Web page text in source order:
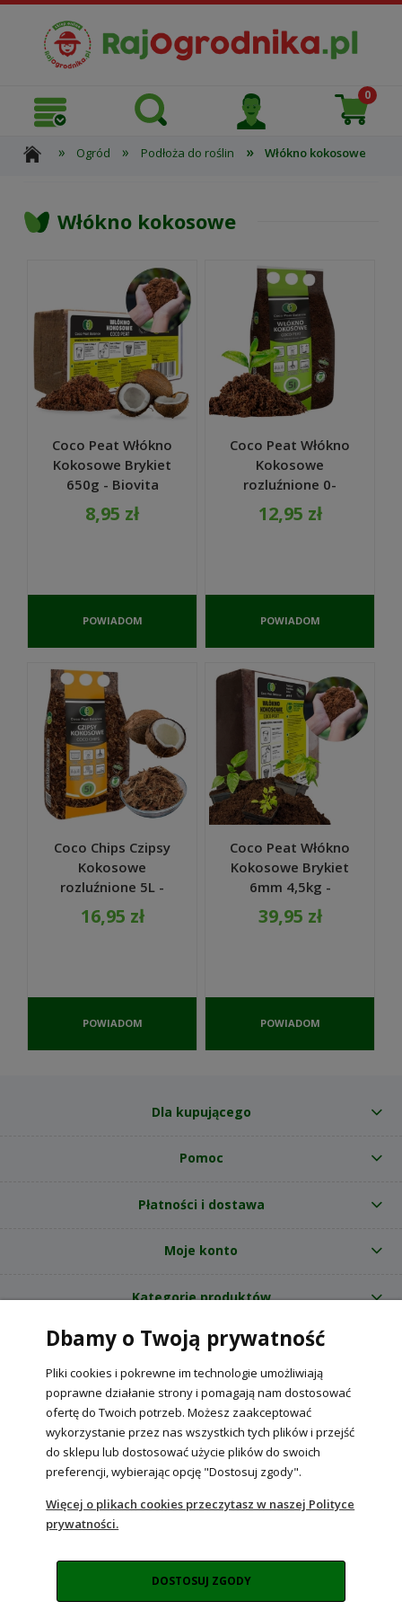
» Ogród » Podłoża do roślin » Włókno kokosowe
Włókno kokosowe
Coco Peat Włókno
Kokosowe Brykiet
650g - Biovita
8,95 zł
POWIADOM
DOSTĘPNOŚCI
Coco Peat Włókno
Kokosowe
rozluźnione 0-
10mm 5L - Biovita
12,95 zł
POWIADOM
DOSTĘPNOŚCI
Coco Chips Czipsy
Kokosowe
rozluźnione 5L -
Biovita
16,95 zł
POWIADOM
DOSTĘPNOŚCI
Coco Peat Włókno
Kokosowe Brykiet
6mm 4,5kg -
Biovita
39,95 zł
POWIADOM
DOSTĘPNOŚCI
Dla kupującego
Pomoc
Płatności i dostawa
Moje konto
Kategorie produktów
O nas
Internetowy sklep ogrodniczy z nasionami RajOgrodnika.pl
NIP: 6090037061, REGON: 260240470 | Czarnca, ul. Tęczowa 31, 29-100
Włoszczowa
POKAŻ PEŁNĄ WERSJĘ STRONY
Sklep internetowy Shoper Premium
Dbamy o Twoją prywatność
Pliki cookies i pokrewne im technologie umożliwiają
poprawne działanie strony i pomagają nam dostosować
ofertę do Twoich potrzeb. Możesz zaakceptować
wykorzystanie przez nas wszystkich tych plików i przejść
do sklepu lub dostosować użycie plików do swoich
preferencji, wybierając opcję "Dostosuj zgody".
Więcej o plikach cookies przeczytasz w naszej Polityce
prywatności.
DOSTOSUJ ZGODY